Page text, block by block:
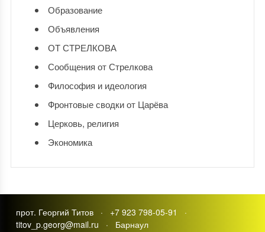
Образование
Объявления
ОТ СТРЕЛКОВА
Сообщения от Стрелкова
Философия и идеология
Фронтовые сводки от Царёва
Церковь, религия
Экономика
прот. Георгий Титов · +7 923 798-05-91 ·
titov_p.georg@mail.ru · Барнаул